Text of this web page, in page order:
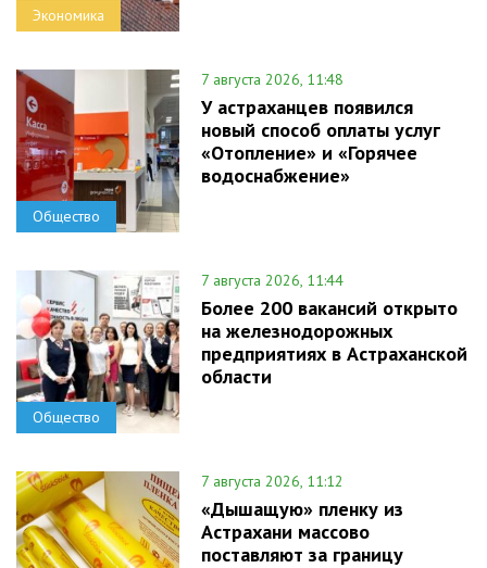
Экономика
Общество
7 августа 2026, 11:48
У астраханцев появился
новый способ оплаты услуг
«Отопление» и «Горячее
водоснабжение»
Общество
7 августа 2026, 11:44
Более 200 вакансий открыто
на железнодорожных
предприятиях в Астраханской
области
7 августа 2026, 11:12
«Дышащую» пленку из
Астрахани массово
поставляют за границу